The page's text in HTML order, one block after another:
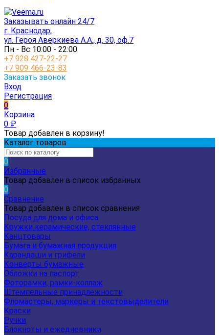
Заказывать онлайн 24/7
г. Краснодар,
ул. Героя Аверкиева А.А., д. 30, оф.7
Пн - Вс 10:00 - 22:00
+7 928 427-22-27
+7 909 466-23-83
Заказать звонок
Вход
Регистрация
0
Корзина
0 ₽
Товар добавлен в корзину!
Каталог товаров
0
Избранные
Товар добавлен в список избранных
0
Сравнение
Товар добавлен в список сравнения
Посуда для дома и офиса
Кружки керамические, стеклянные
Канцтовары
Бумага и бумажная продукция
Карандаши и грифели
Конверты бумажные
Обложки на паспорт
Фоторамки, рамки-коллаж
Штемпельные принадлежности
Фломастеры, маркеры и текстовыделители
Краски
Ручки
Блокноты и ежедневники